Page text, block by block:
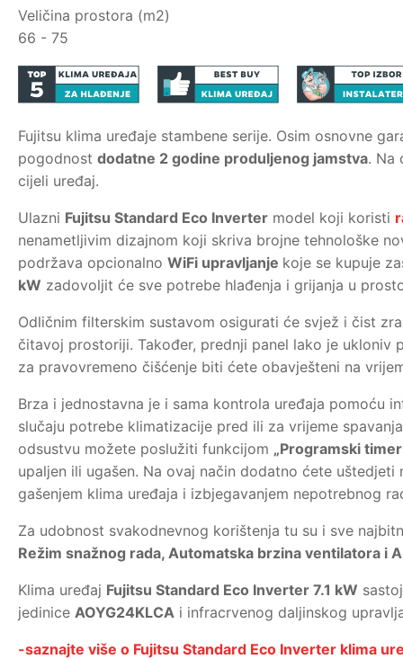
Veličina prostora (m2)
66 - 75
Fujitsu klima uređaje stambene serije. Osim osnovne
pogodnost dodatne 2 godine produljenog jamstva. Na
cijeli uređaj.
Ulazni Fujitsu Standard Eco Inverter model koji koristi
nenametljivim dizajnom koji skriva brojne tehnološke
podržava opcionalno WiFi upravljanje koje se kupuje
kW zadovoljit će sve potrebe hlađenja i grijanja u
Odličnim filterskim sustavom osigurati će svjež i čist
čitavoj prostoriji. Također, prednji panel lako je
za pravovremeno čišćenje biti ćete obavješteni na
Brza i jednostavna je i sama kontrola uređaja pomoću
slučaju potrebe klimatizacije pred ili za vrijeme
odsustvu možete poslužiti funkcijom „Programski
upaljen ili ugašen. Na ovaj način dodatno ćete
gašenjem klima uređaja i izbjegavanjem nepotrebnog
Za udobnost svakodnevnog korištenja tu su i sve
Režim snažnog rada, Automatska brzina ventilatora i
Klima uređaj Fujitsu Standard Eco Inverter 7.1 kW
jedinice AOYG24KLCA i infracrvenog daljinskog
-saznajte više o Fujitsu Standard Eco Inverter klima